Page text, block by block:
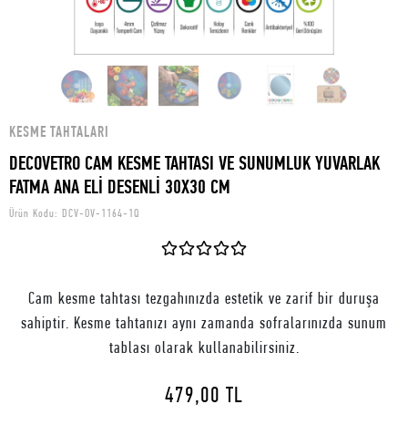
KESME TAHTALARI
DECOVETRO CAM KESME TAHTASI VE SUNUMLUK YUVARLAK
FATMA ANA ELİ DESENLİ 30X30 CM
Ürün Kodu: DCV-OV-1164-1Q
Cam kesme tahtası tezgahınızda estetik ve zarif bir duruşa
sahiptir. Kesme tahtanızı aynı zamanda sofralarınızda sunum
tablası olarak kullanabilirsiniz.
479,00 TL